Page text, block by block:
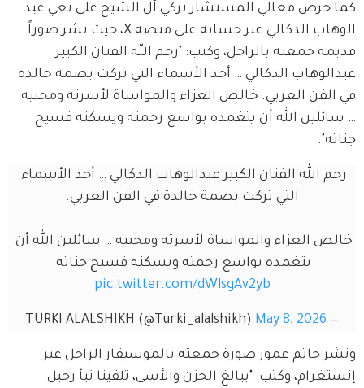
كما حرص معالي المستشار تركي آل الشيخ على نعي عبد
الوهاب الدكالي عبر حسابه على منصة X، حيث نشر صوراً
قديمة جمعته بالراحل، وكتب: "رحم الله الفنان الكبير
عبدالوهاب الدكالي … أحد الأسماء التي تركت بصمة خالدة
في الفن العربي. خالص العزاء والمواساة لأسرته ومحبيه
… سائلين الله أن يتغمده بواسع رحمته ويسكنه فسيح
جناته".
رحم الله الفنان الكبير عبدالوهاب الدكالي … أحد الأسماء
التي تركت بصمة خالدة في الفن العربي.
خالص العزاء والمواساة لأسرته ومحبيه … سائلين الله أن
يتغمده بواسع رحمته ويسكنه فسيح جناته
pic.twitter.com/dWlsgAv2yb
— TURKI ALALSHIKH (@Turki_alalshikh)
May 8, 2026
ونشر حاتم عمور صورة جمعته بالموسيقار الراحل عبر
إنستغرام، وكتب: "ببالغ الحزن والأسى، تلقينا نبأ رحيل